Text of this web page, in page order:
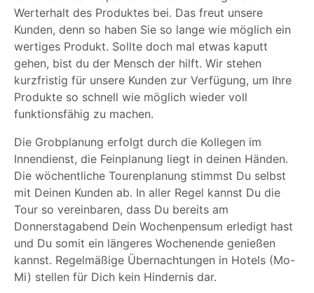
Werterhalt des Produktes bei. Das freut unsere
Kunden, denn so haben Sie so lange wie möglich ein
wertiges Produkt. Sollte doch mal etwas kaputt
gehen, bist du der Mensch der hilft. Wir stehen
kurzfristig für unsere Kunden zur Verfügung, um Ihre
Produkte so schnell wie möglich wieder voll
funktionsfähig zu machen.
Die Grobplanung erfolgt durch die Kollegen im
Innendienst, die Feinplanung liegt in deinen Händen.
Die wöchentliche Tourenplanung stimmst Du selbst
mit Deinen Kunden ab. In aller Regel kannst Du die
Tour so vereinbaren, dass Du bereits am
Donnerstagabend Dein Wochenpensum erledigt hast
und Du somit ein längeres Wochenende genießen
kannst. Regelmäßige Übernachtungen in Hotels (Mo-
Mi) stellen für Dich kein Hindernis dar.